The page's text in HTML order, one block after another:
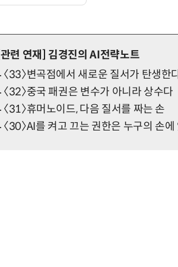
[관련 연재]
김경진의 AI전략노트
〈33〉변곡점에서 새로운 질서가 탄생한
〈32〉중국 패권은 변수가 아니라 상수다
〈31〉휴머노이드, 다음 질서를 짜는 손
〈30〉AI를 켜고 끄는 권한은 누구의 손